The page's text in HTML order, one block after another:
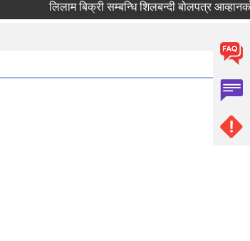
लिलाम बिक्री सम्बन्धि शिलबन्दी